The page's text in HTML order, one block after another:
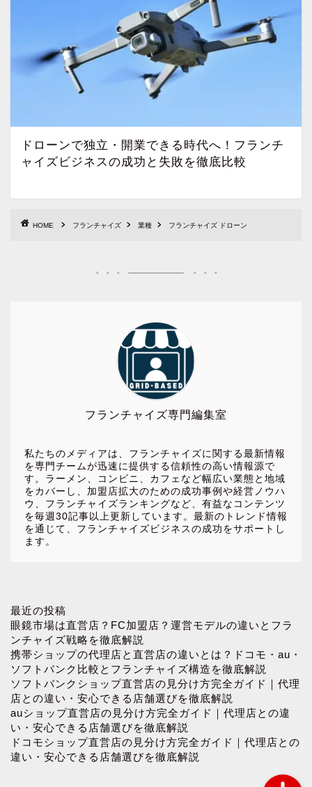
ドローンで独立・開業できる時代へ！フランチ
ャイズビジネスの成功と失敗を徹底比較
HOME フランチャイズ 業種 フランチャイズ ドローン
フランチャイズ専門編集室
私たちのメディアは、フランチャイズに関する最新情報
を専門チームが迅速に提供する信頼性の高い情報源で
す。ラーメン、コンビニ、カフェなど幅広い業態と地域
をカバーし、加盟店拡大のための成功事例や経営ノウハ
ウ、フランチャイズランキングなど、有益なコンテンツ
を毎週30記事以上更新しています。最新のトレンド情報
を通じて、フランチャイズビジネスの成功をサポートし
ます。
最近の投稿
眼鏡市場は直営店？FC加盟店？運営モデルの違いとフラ
ンチャイズ戦略を徹底解説
携帯ショップの代理店と直営店の違いとは？ドコモ・au・
ソフトバンク比較とフランチャイズ構造を徹底解説
ソフトバンクショップ直営店の見分け方完全ガイド｜代理
店との違い・安心できる店舗選びを徹底解説
auショップ直営店の見分け方完全ガイド｜代理店との違
い・安心できる店舗選びを徹底解説
ドコモショップ直営店の見分け方完全ガイド｜代理店との
違い・安心できる店舗選びを徹底解説
お問い合わせ
プロフィール
プライバシーポリシー